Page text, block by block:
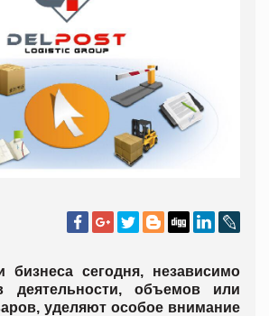
бизнеса сегодня, независимо
деятельности, объемов или
уделяют особое внимание